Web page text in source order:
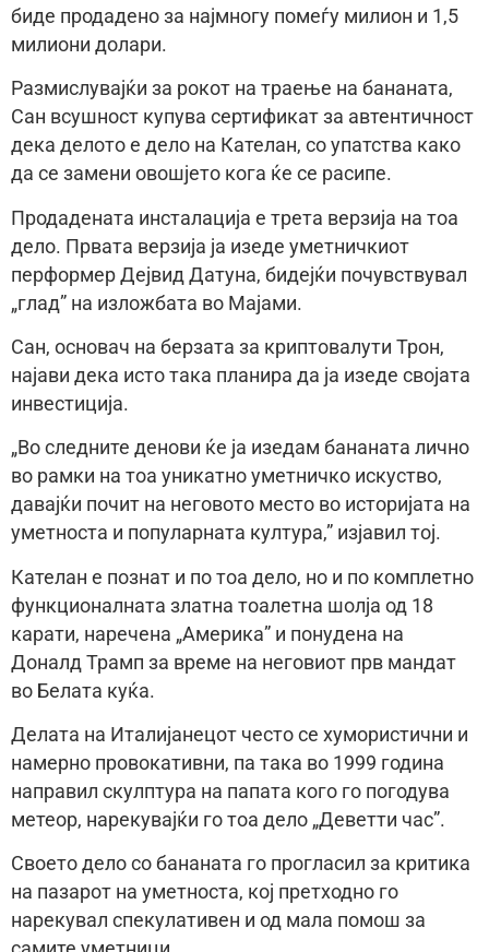
биде продадено за најмногу помеѓу милион и 1,5
милиони долари.
Размислувајќи за рокот на траење на бананата,
Сан всушност купува сертификат за автентичност
дека делото е дело на Кателан, со упатства како
да се замени овошјето кога ќе се расипе.
Продадената инсталација е трета верзија на тоа
дело. Првата верзија ја изеде уметничкиот
перформер Дејвид Датуна, бидејќи почувствувал
„глад” на изложбата во Мајами.
Сан, основач на берзата за криптовалути Трон,
најави дека исто така планира да ја изеде својата
инвестиција.
„Во следните денови ќе ја изедам бананата лично
во рамки на тоа уникатно уметничко искуство,
давајќи почит на неговото место во историјата на
уметноста и популарната култура,” изјавил тој.
Кателан е познат и по тоа дело, но и по комплетно
функционалната златна тоалетна шолја од 18
карати, наречена „Америка” и понудена на
Доналд Трамп за време на неговиот прв мандат
во Белата куќа.
Делата на Италијанецот често се хумористични и
намерно провокативни, па така во 1999 година
направил скулптура на папата кого го погодува
метеор, нарекувајќи го тоа дело „Деветти час”.
Своето дело со бананата го прогласил за критика
на пазарот на уметноста, кој претходно го
нарекувал спекулативен и од мала помош за